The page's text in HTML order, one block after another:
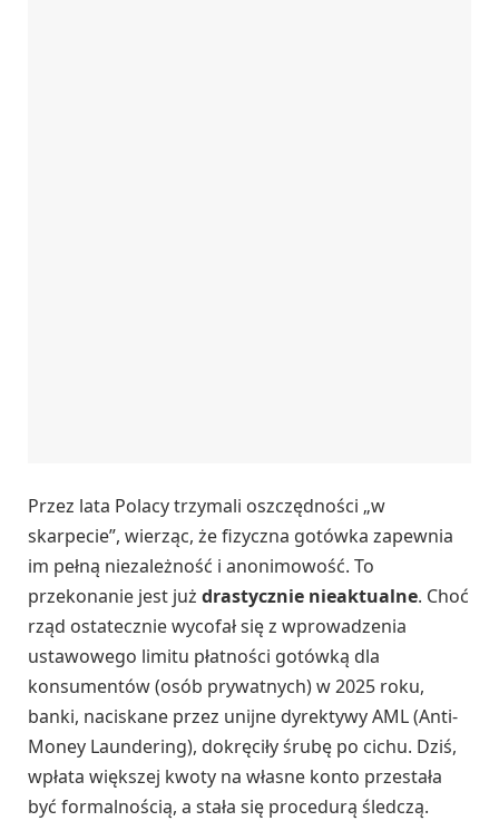
Przez lata Polacy trzymali oszczędności „w
skarpecie”, wierząc, że fizyczna gotówka zapewnia
im pełną niezależność i anonimowość. To
przekonanie jest już drastycznie nieaktualne. Choć
rząd ostatecznie wycofał się z wprowadzenia
ustawowego limitu płatności gotówką dla
konsumentów (osób prywatnych) w 2025 roku,
banki, naciskane przez unijne dyrektywy AML (Anti-
Money Laundering), dokręciły śrubę po cichu. Dziś,
wpłata większej kwoty na własne konto przestała
być formalnością, a stała się procedurą śledczą.